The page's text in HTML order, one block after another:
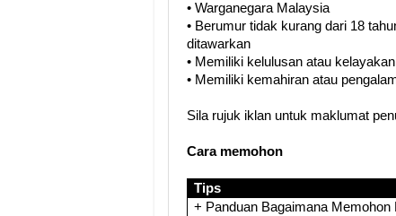
• Warganegara Malaysia
• Berumur tidak kurang dari 18
ditawarkan
• Memiliki kelulusan atau
• Memiliki kemahiran atau
Sila rujuk iklan untuk maklumat
Cara memohon
Tips
+ Panduan Bagaimana